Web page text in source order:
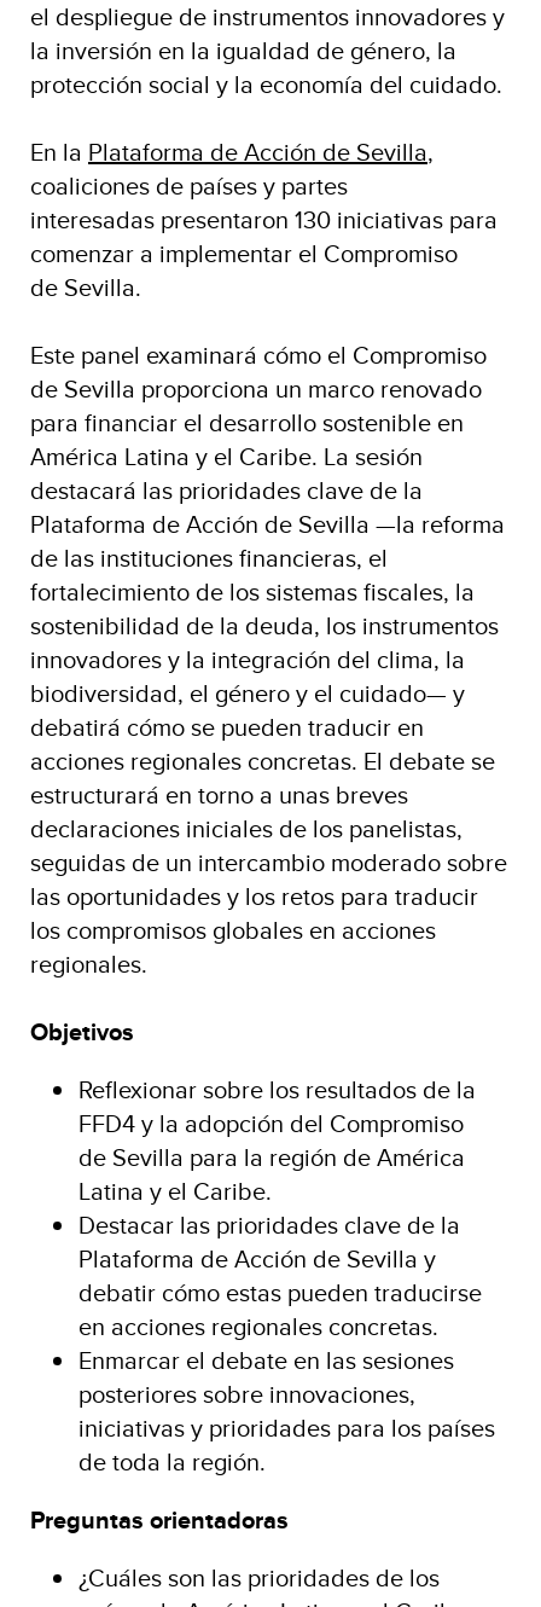
el despliegue de instrumentos innovadores y
la inversión en la igualdad de género, la
protección social y la economía del cuidado.
En la Plataforma de Acción de Sevilla,
coaliciones de países y partes
interesadas presentaron 130 iniciativas para
comenzar a implementar el Compromiso
de Sevilla.
Este panel examinará cómo el Compromiso
de Sevilla proporciona un marco renovado
para financiar el desarrollo sostenible en
América Latina y el Caribe. La sesión
destacará las prioridades clave de la
Plataforma de Acción de Sevilla —la reforma
de las instituciones financieras, el
fortalecimiento de los sistemas fiscales, la
sostenibilidad de la deuda, los instrumentos
innovadores y la integración del clima, la
biodiversidad, el género y el cuidado— y
debatirá cómo se pueden traducir en
acciones regionales concretas. El debate se
estructurará en torno a unas breves
declaraciones iniciales de los panelistas,
seguidas de un intercambio moderado sobre
las oportunidades y los retos para traducir
los compromisos globales en acciones
regionales.
Objetivos
Reflexionar sobre los resultados de la
FFD4 y la adopción del Compromiso
de Sevilla para la región de América
Latina y el Caribe.
Destacar las prioridades clave de la
Plataforma de Acción de Sevilla y
debatir cómo estas pueden traducirse
en acciones regionales concretas.
Enmarcar el debate en las sesiones
posteriores sobre innovaciones,
iniciativas y prioridades para los países
de toda la región.
Preguntas orientadoras
¿Cuáles son las prioridades de los